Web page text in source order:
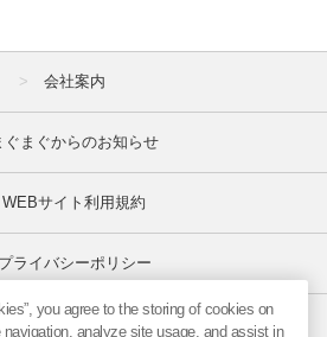
会社案内
ぐまぐからのお知らせ
WEBサイト利用規約
プライバシーポリシー
特定商取引法
you agree to the storing of cookies on
analyze site usage, and assist in